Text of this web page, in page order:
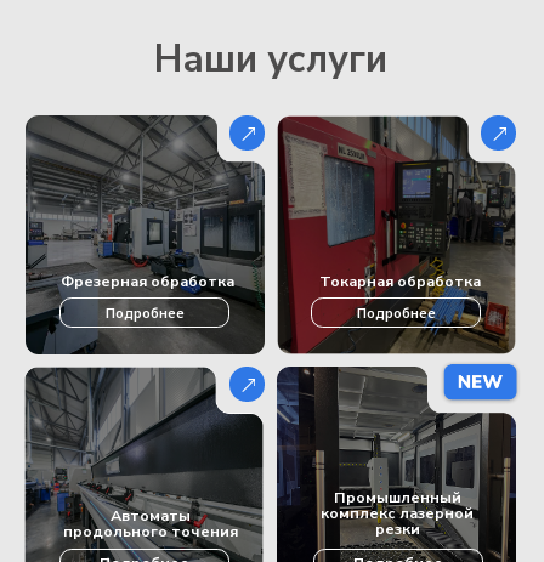
Токарный
станок KTL-
56/500
1 шт
точения 950 мм,
максимальный диаметр
обработки 250 мм
Токарный центр
NL2500LM
1 шт
Максимальная длина
точения 190 мм,
максимальный диаметр
обрабатываемого прутка
32 мм
продольного
точения Nomura
NN32
2 шт
Максимальная длина
точения 170 мм,
максимальный диаметр
обрабатываемого прутка
25 мм
Автомат
продольного
точения RSB25
1 шт
Максимальная длина
точения 190 мм,
максимальный диаметр
обрабатываемого прутка
32 мм